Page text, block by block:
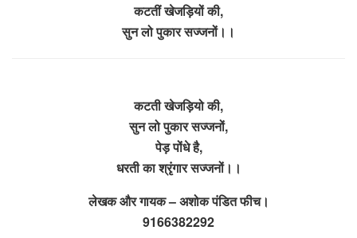
कटतीं खेजड़ियों की,
सुन लो पुकार सज्जनों।।
कटती खेजड़ियो की,
सुन लो पुकार सज्जनों,
पेड़ पोंधे है,
धरती का श्रृंगार सज्जनों।।
लेखक और गायक – अशोक पंडित फीच।
9166382292